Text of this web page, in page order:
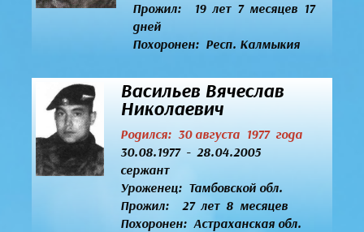
Прожил: 19 лет 7 месяцев 17
дней
Похоронен: Респ. Калмыкия
Васильев Вячеслав
Николаевич
Родился: 30 августа 1977 года
30.08.1977 - 28.04.2005
сержант
Уроженец: Тамбовской обл.
Прожил: 27 лет 8 месяцев
Похоронен: Астраханская обл.